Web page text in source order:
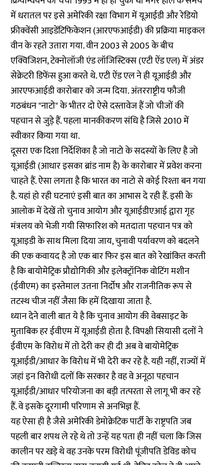
में धरातल पर इसे अमेरिकी रक्षा विभाग में यूआईडी और रेडियो
फ्रीक्वेंसी आइडेंटिफिकेशन (आरएफआईडी) की प्रक्रिया माइकल
वीन के रहते उतारा गया. वीन 2003 से 2005 के बीच
एक्विजिशन, टेक्नोलॉजी एंड लॉजिस्टिक्स (एटी ऐंड एल) में अंडर
सेक्रेटरी डिफेंस हुआ करते थे. एटी ऐंड एल ने ही यूआईडी और
आरएफआईडी कारोबार को जन्म दिया. अंतरराष्ट्रीय फौजी
गठबंधन "नाटो" के भीतर दो ऐसे दस्तावेज हैं जो चीजों की
पहचान से जुड़े हैं. पहला मानकीकरण संधि है जिसे 2010 में
स्वीकार किया गया था.
दूसरा एक दिशा निर्देशिका है जो नाटो के सदस्यों के लिए है जो
यूआईडी (आधार इसका ब्रांड नाम है) के कारोबार में प्रवेश करना
चाहते हैं. ऐसा लगता है कि भारत का नाटो से कोई रिश्ता बन गया
है. यहां हो रही घटनाएं इसी बात का आभास दे रही हैं. इसी के
आलोक में देखें तो चुनाव आयोग और यूआईडीएआई द्वारा गृह
मंत्रलय को भेजी गयी सिफारिश को मतदाता पहचान पत्र को
यूआइडी के साथ मिला दिया जाय, चुनावी पर्यावरण को बदलने
की एक कवायद है जो एक बार फिर इस बात को रेखांकित करती
है कि बायोमेट्रिक प्रौद्योगिकी और इलेक्ट्रॉनिक वोटिंग मशीन
(ईवीएम) का इस्तेमाल उतना निर्दोष और राजनीतिक रूप से
तटस्थ चीज नहीं जैसा कि हमें दिखाया जाता है.
ध्यान देने वाली बात ये है कि चुनाव आयोग की वेबसाइट के
मुताबिक हर ईवीएम में यूआईडी होता है. विपक्षी सियासी दलों ने
ईवीएम के विरोध में तो देरी कर ही दी अब वे बायोमेट्रिक
यूआईडी/आधार के विरोध में भी देरी कर रहे है. यही नहीं, राज्यों में
जहां इन विरोधी दलों कि सरकार है वह वे अनूठा पहचान
यूआईडी/आधार परियोजना का बड़ी तत्परता से लागू भी कर रहे
हैं. वे इसके दूरगामी परिणाम से अनभिज्ञ हैं.
यह ऐसा ही है जैसे अमेरिकी डेमोक्रेटिक पार्टी के राष्ट्रपति जब
पहली बार शपथ ले रहे थे तो उन्हें यह पता ही नहीं चला कि जिस
कालीन पर खड़े थे वह उनके परम विरोधी पूंजीपति डेविड कोच